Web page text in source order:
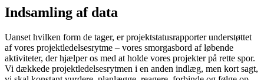
Indsamling af data
Uanset hvilken form de tager, er projektstatusrapporter understøttet
af vores projektledelsesrytme – vores smorgasbord af løbende
aktiviteter, der hjælper os med at holde vores projekter på rette spor.
Vi dækkede projektledelsesrytmen i en anden indlæg, men kort sagt,